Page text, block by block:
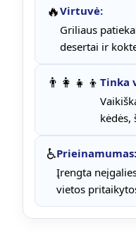
🔥Virtuvė:
Griliaus
desertai ir
👨‍👩‍👧‍👦 Tinka
kėdės,
♿Prieinamumas:
Įrengta
vietos